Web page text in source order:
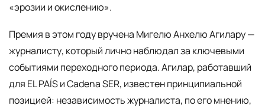
«эрозии и окислению».
Премия в этом году вручена Мигелю Анхелю Агилару —
журналисту, который лично наблюдал за ключевыми
событиями переходного периода. Агилар, работавший
для EL PAÍS и Cadena SER, известен принципиальной
позицией: независимость журналиста, по его мнению,